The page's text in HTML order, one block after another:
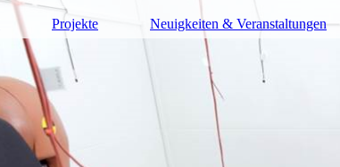
Projekte Neuigkeiten & Veranstaltungen